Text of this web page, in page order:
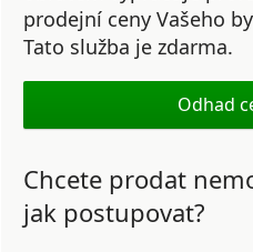
prodejní ceny Vašeho
Tato služba je zdarma.
Odhad
Chcete prodat
jak postupovat?